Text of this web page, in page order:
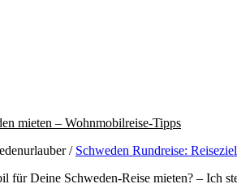
mieten – Wohnmobilreise-Tipps
/ Schweden Rundreise:
für Deine Schweden-Reise mieten? – Ich